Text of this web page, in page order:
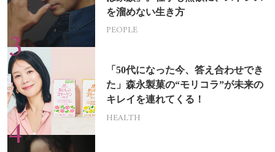
を溜めない生き方
PEOPLE
「50代になった今、答え合わせでき
た」森永製菓の“モリコラ”が未来の
キレイを連れてくる！
HEALTH